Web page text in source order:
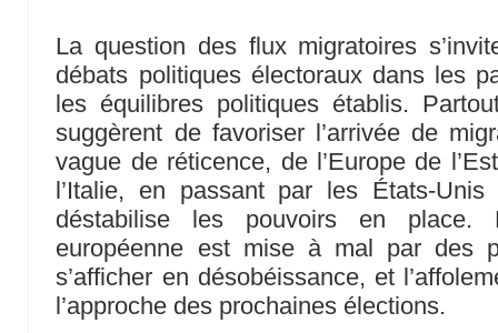
La question des flux migratoires
débats politiques électoraux dans les
les équilibres politiques établis.
suggèrent de favoriser l’arrivée de
vague de réticence, de l’Europe de
l’Italie, en passant par les États-
déstabilise les pouvoirs en place.
européenne est mise à mal par des
s’afficher en désobéissance, et
l’approche des prochaines élections.